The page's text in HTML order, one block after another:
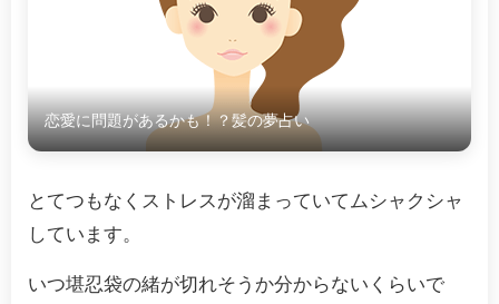
恋愛に問題があるかも！？髪の夢占い
とてつもなくストレスが溜まっていてムシャクシャ
しています。
いつ堪忍袋の緒が切れそうか分からないくらいで